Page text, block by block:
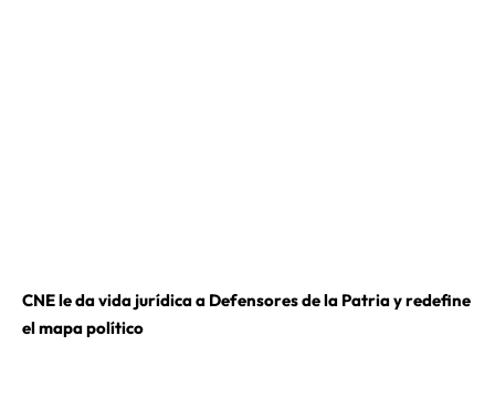
CNE le da vida jurídica a Defensores de la Patria y redefine
el mapa político